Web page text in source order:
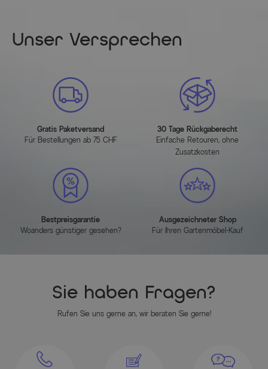
Unser Versprechen
Gratis Paketversand
Für Bestellungen ab 75 CHF
30 Tage Rückgaberecht
Einfache Retouren, ohne
Zusatzkosten
Bestpreisgarantie
Woanders günstiger gesehen?
Ausgezeichneter Shop
Für Ihren Gartenmöbel-Kauf
Sie haben Fragen?
Rufen Sie uns gerne an, wir beraten Sie gerne!